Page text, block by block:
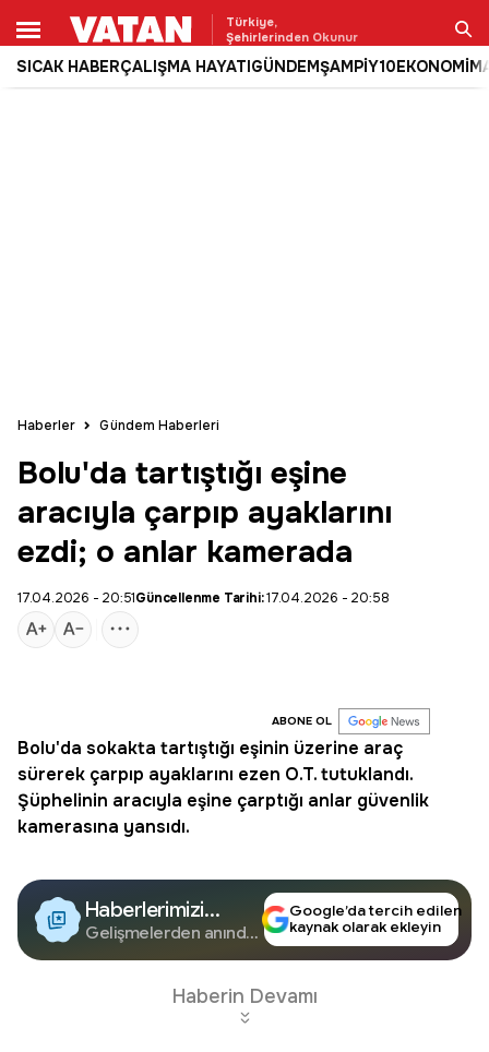
Türkiye,
Şehirlerinden Okunur
SICAK HABERÇALIŞMA HAYATIGÜNDEMŞAMPİY10EKONOMİ
Ara
Haberler Gündem Haberleri
Bolu'da tartıştığı eşine
aracıyla çarpıp ayaklarını
ezdi; o anlar kamerada
17.04.2026 - 20:51Güncellenme Tarihi:17.04.2026 - 20:58
ABONE OL
Bolu'da sokakta tartıştığı eşinin üzerine araç
sürerek çarpıp ayaklarını ezen O.T. tutuklandı.
Şüphelinin aracıyla eşine çarptığı anlar güvenlik
kamerasına yansıdı.
Haberlerimizi
Google'da Takip
Edin
Gelişmelerden anında
Google’da tercih edilen
kaynak olarak ekleyin
Haberin Devamı